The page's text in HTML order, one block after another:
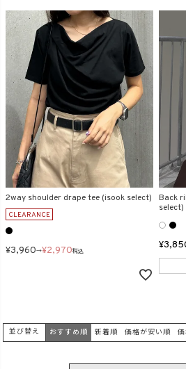
2way shoulder drape tee (isook select)
CLEARANCE
¥3,960→¥2,970税込
Back
select)
¥
並び替え おすすめ順 新着順 価格が安い順